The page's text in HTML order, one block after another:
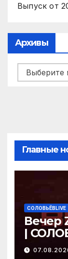
Выпуск от
Архивы
Архивы
Главные
СОЛОВЬЁВLIVE
Вечер
|
2026